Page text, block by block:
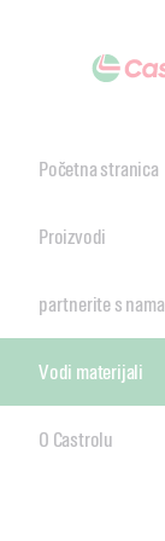
Početna stranica
Proizvodi
partnerite s nama
Vodi materijali
O Castrolu